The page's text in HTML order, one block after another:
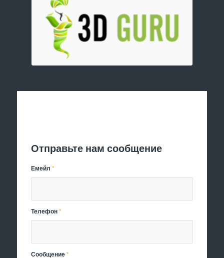
Отправьте нам сообщение
Емейл*
Телефон*
Сообщение*